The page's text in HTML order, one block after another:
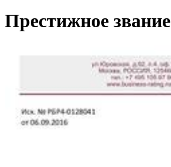
Престижное звание